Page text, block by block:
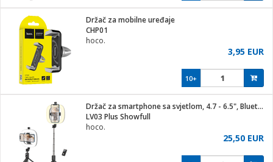
Držač za mobilne uređaje
CHP01
hoco.
3,95 EUR
10+
Držač za smartphone sa svjetlom, 4.7 - 6.5", Bluetooth
LV03 Plus Showfull
hoco.
25,50 EUR